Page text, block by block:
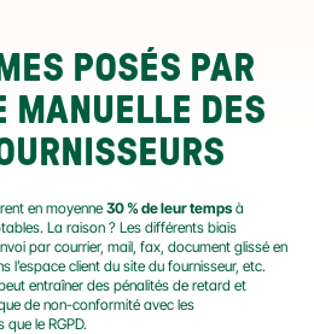
POSÉS PAR
MANUELLE DES
en moyenne 30 % de leur temps à
La raison ? Les différents biais
par courrier, mail, fax, document glissé en
l’espace client du site du fournisseur, etc.
entraîner des pénalités de retard et
de non-conformité avec les
le RGPD.